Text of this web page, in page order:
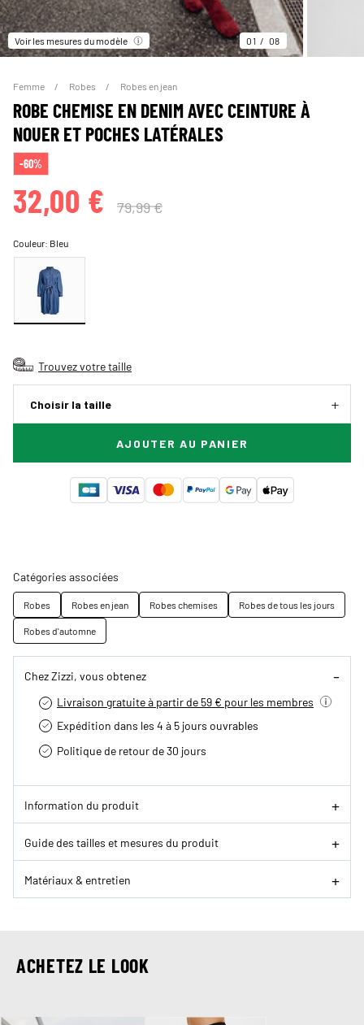
Voir les mesures du modèle 01 08
Femme Robes Robes en jean
ROBE CHEMISE EN DENIM AVEC CEINTURE À
NOUER ET POCHES LATÉRALES
-60%
32,00 € 79,99 €
Couleur: Bleu
Trouvez votre taille
Choisir la taille
AJOUTER AU PANIER
Catégories associées
Robes Robes en jean Robes chemises
Robes de tous les jours
Robes d'automne
Chez Zizzi, vous obtenez
Livraison gratuite à partir de 59 € pour les membres
Expédition dans les 4 à 5 jours ouvrables
Politique de retour de 30 jours
Information du produit
Guide des tailles et mesures du produit
Matériaux & entretien
ACHETEZ LE LOOK